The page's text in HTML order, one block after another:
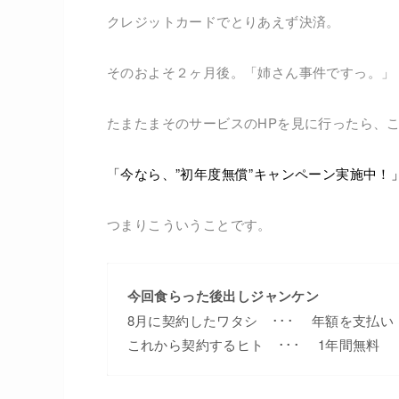
クレジットカードでとりあえず決済。
そのおよそ２ヶ月後。「姉さん事件ですっ。」
たまたまそのサービスのHPを見に行ったら、
「今なら、”初年度無償”キャンペーン実施中！」
つまりこういうことです。
今回食らった後出しジャンケン
8月に契約したワタシ ･･･ 年額を支払い
これから契約するヒト ･･･ 1年間無料